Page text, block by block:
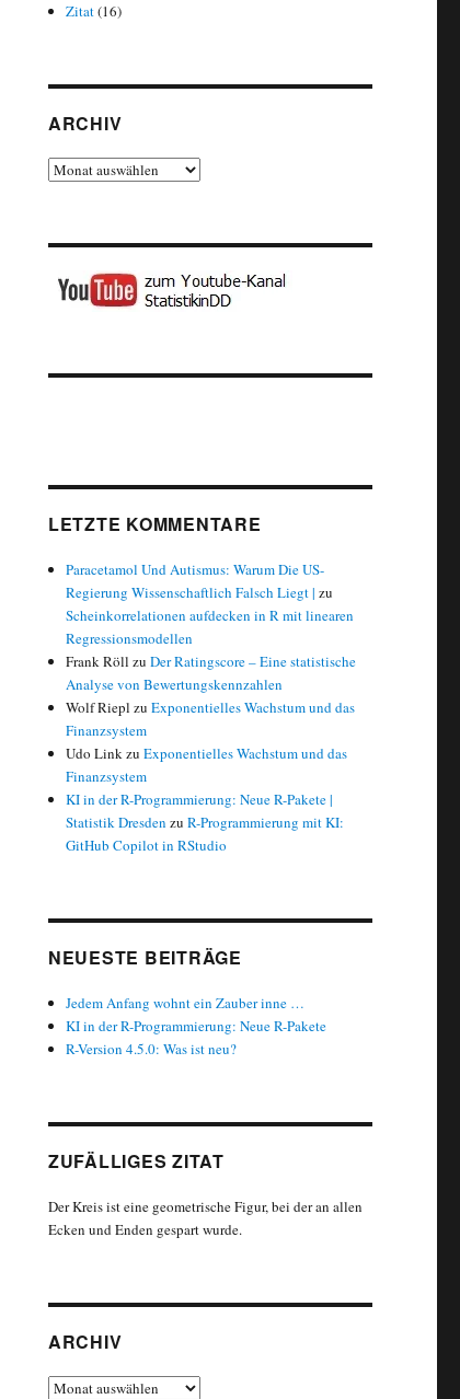
Zitat(16)
ARCHIV
Archiv
LETZTE KOMMENTARE
Paracetamol Und Autismus: Warum Die US-
Regierung Wissenschaftlich Falsch Liegt | zu
Scheinkorrelationen aufdecken in R mit linearen
Regressionsmodellen
Frank Röll zuDer Ratingscore – Eine statistische
Analyse von Bewertungskennzahlen
Wolf Riepl zuExponentielles Wachstum und das
Finanzsystem
Udo LinkzuExponentielles Wachstum und das
Finanzsystem
KI in der R-Programmierung: Neue R-Pakete |
Statistik Dresden zuR-Programmierung mit KI:
GitHub Copilot in RStudio
NEUESTE BEITRÄGE
Jedem Anfang wohnt ein Zauber inne …
KI in der R-Programmierung: Neue R-Pakete
R-Version 4.5.0: Was ist neu?
ZUFÄLLIGES ZITAT
Der Kreis ist eine geometrische Figur, bei der an allen
Ecken und Enden gespart wurde.
ARCHIV
Archiv